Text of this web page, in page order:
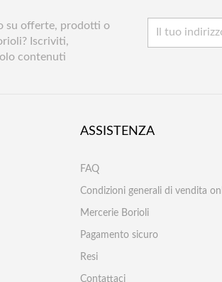
su offerte, prodotti o
Iscriviti,
contenuti
ASSISTENZA
FAQ
Condizioni generali di vendita
Mercerie Borioli
Pagamento sicuro
Resi
Contattaci